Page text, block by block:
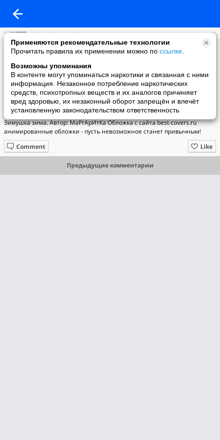
Применяются рекомендательные технологии
Прочитать правила их применении можно по ссылке
Возможны упоминания
В контенте могут упоминаться наркотики и связанная с ними
информация. Незаконное потребление наркотических
средств, психотропных веществ и их аналогов причиняет
вред здоровью, их незаконный оборот запрещён и влечёт
установленную законодательством ответственность
***Алефтина***
added a photo
28 Oct в 13:12
Зимушка зима. Автор: МаРгАрИтКа Обложка с сайта best-covers.ru
анимированные обложки - пусть невозможное станет привычным!
Like
Comment
Предыдущие комментарии